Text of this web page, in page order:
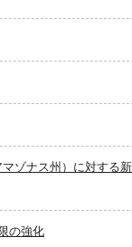
ゾナス州）に対する
の強化